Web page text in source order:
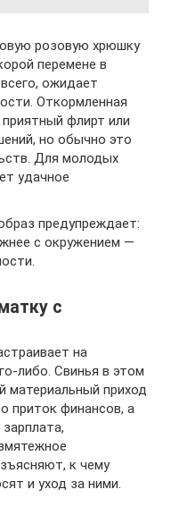
розовую хрюшку
перемене в
ожидает
Откормленная
флирт или
но обычно это
Для молодых
удачное
предупреждает:
с окружением —
с
на
либо. Свинья в этом
приход
приток финансов, а
к чему
и уход за ними.